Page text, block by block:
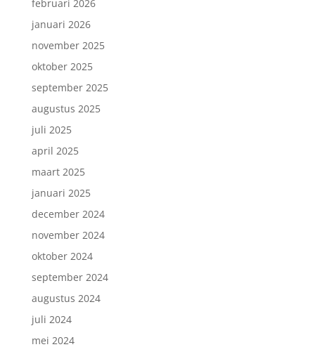
februari 2026
januari 2026
november 2025
oktober 2025
september 2025
augustus 2025
juli 2025
april 2025
maart 2025
januari 2025
december 2024
november 2024
oktober 2024
september 2024
augustus 2024
juli 2024
mei 2024